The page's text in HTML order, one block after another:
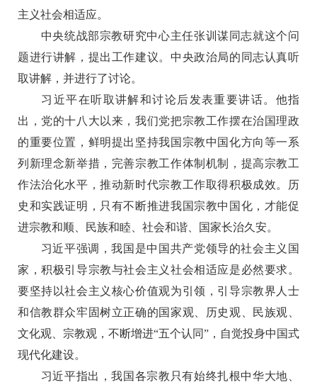
主义社会相适应。
中央统战部宗教研究中心主任张训谋同志就这个问
题进行讲解，提出工作建议。中央政治局的同志认真听
取讲解，并进行了讨论。
习近平在听取讲解和讨论后发表重要讲话。他指
出，党的十八大以来，我们党把宗教工作摆在治国理政
的重要位置，鲜明提出坚持我国宗教中国化方向等一系
列新理念新举措，完善宗教工作体制机制，提高宗教工
作法治化水平，推动新时代宗教工作取得积极成效。历
史和实践证明，只有不断推进我国宗教中国化，才能促
进宗教和顺、民族和睦、社会和谐、国家长治久安。
习近平强调，我国是中国共产党领导的社会主义国
家，积极引导宗教与社会主义社会相适应是必然要求。
要坚持以社会主义核心价值观为引领，引导宗教界人士
和信教群众牢固树立正确的国家观、历史观、民族观、
文化观、宗教观，不断增进“五个认同”，自觉投身中国式
现代化建设。
习近平指出，我国各宗教只有始终扎根中华大地、